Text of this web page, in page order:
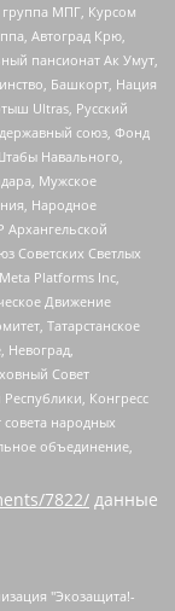
МПГ, Курсом
Автоград Крю,
пансионат Ак Умут,
Башкорт, Нация
Ultras, Русский
союз, Фонд
Навального,
Мужское
Народное
Советских Светлых
Platforms Inc,
Движение
Татарстанское
Невоград,
Совет
Конгресс
народных
объединение,
7822/ данные
с ограниченной ответственностью Издательский дом "Новая глава", Айнбиндер Александра Александровна, Московский комьюнити-центр для ЛГБТ+инициатив, Благотворительный фонд развития филантропии, Deutsche Welle (Германия, Kurt-Schumacher-Strasse 3, 53113 Bonn), Борзунова Мария Михайловна, Воробьев Виктор Викторович, Голубева Анна Львовна, Константинова Алла Михайловна, Малкова Ирина Владимировна, Мурадов Мурад Абдулгалимович, Осетинская Елизавета Николаевна, Понасенков Евгений Николаевич, Ганапольский Матвей Юрьевич, Киселев Евгений Алексеевич, Борухович Ирина Григорьевна, Дремин Иван Тимофеевич, Дубровский Дмитрий Викторович, Красноярская региональная общественная организация поддержки и развития альтернативных образовательных технологий и межкультурных коммуникаций "ИНТЕРРА", Маяковская Екатерина Алексеевна, Фейгин Марк Захарович, Филимонов Андрей Викторович, Дзугкоева Регина Николаевна, Доброхотов Роман Александрович, Дудь Юрий Александрович, Елкин Сергей Владимирович, Кругликов Кирилл Игоревич, Сабунаева Мария Леонидовна, Семенов Алексей Владимирович, Шаинян Карен Багратович, Шульман Екатерина Михайловна, Асафьев Артур Валерьевич, Вахштайн Виктор Семенович, Венедиктов Алексей Алексеевич, Лушникова Екатерина Евгеньевна, Волков Леонид Михайлович, Невзоров Александр Глебович, Пархоменко Сергей Борисович, Сироткин Ярослав Николаевич, Кара-Мурза Владимир Владимирович, Баранова Наталья Владимировна, Гозман Леонид Яковлевич, Кагарлицкий Борис Юльевич, Климарев Михаил Валерьевич, Милов Владимир Станиславович, Автономная некоммерческая организация Краснодарский центр современного искусства "Типография", Моргенштерн Алишер Тагирович, Соболь Любовь Эдуардовна, Общество с ограниченной ответственностью "ЛИЗА НОРМ", Каспаров Гарри Кимович, Ходорковский Михаил Борисович, Общество с ограниченной ответственностью "Апрельские тезисы", Данилович Ирина Брониславовна, Кашин Олег Владимирович, Петров Николай Владимирович, Пивоваров Алексей Владимирович, Соколов Михаил Владимирович, Цветкова Юлия Владимировна, Чичваркин Евгений Александрович, Комитет против пыток/Команда против пыток, Общество с ограниченной ответственностью "Первый научный", Общество с ограниченной ответственностью "Вертолет и ко", Белоцерковская Вероника Борисовна, Кац Максим Евгеньевич, Лазарева Татьяна Юрьевна, Шаведдинов Руслан Табризович, Яшин Илья Валерьевич, Общество с ограниченной ответственностью "Иноагент ААВ", Алешковский Дмитрий Петрович, Альбац Евгения Марковна, Быков Дмитрий Львович, Галямина Юлия Евгеньевна, Лойко Сергей Леонидович, Мартынов Кирилл Константинович, Медведев Сергей Александрович, Крашенинников Федор Геннадиевич, Гордеева Катерина Вл